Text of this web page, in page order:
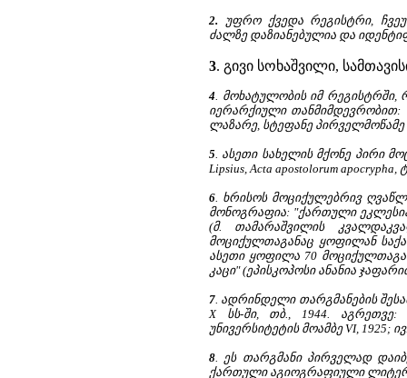
2. უფრო ქვედა რეგისტრი,
ძალზე დაზიანებულია და
3. გივი სოხაშვილი,
4 . მოხატულობის იმ
იერარქიული თანმიმდევრობით:
ლაზარე, სტეფანე პირველმოწამე
5 . ასეთი სახელის მქონე პირი
Lipsius, Acta apostolorum apocrypha,
6 . ხრისოს მოციქულებრივ
მონოგრაფია: "ქართული ეკლესია
(მ. თამარაშვილის
მოციქულთაგანაც ყოფილან
ასეთი ყოფილა 70
კაცი" (ეპისკოპოსი ანანია
7 . ადრინდელი თარგმანების
X სს-ში, თბ., 1944.
უნივერსიტეტის მოამბე VI, 1925;
8 . ეს თარგმანი პირველად
ქართული აგიოგრაფიული